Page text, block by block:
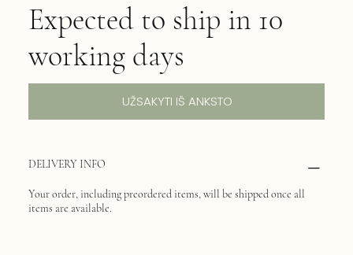
Expected to ship in 10
working days
UŽSAKYTI IŠ ANKSTO
DELIVERY INFO
Your order, including preordered items, will be shipped once all
items are available.